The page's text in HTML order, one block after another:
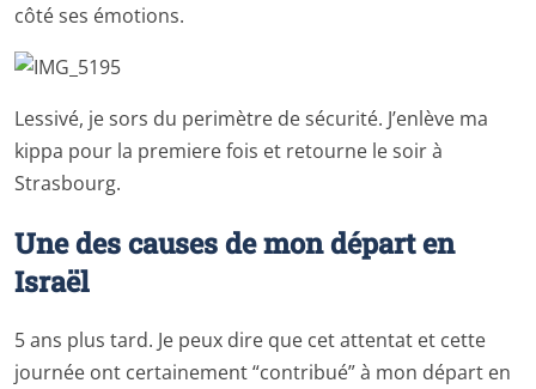
côté ses émotions.
Lessivé, je sors du perimètre de sécurité. J’enlève ma
kippa pour la premiere fois et retourne le soir à
Strasbourg.
Une des causes de mon départ en
Israël
5 ans plus tard. Je peux dire que cet attentat et cette
journée ont certainement “contribué” à mon départ en